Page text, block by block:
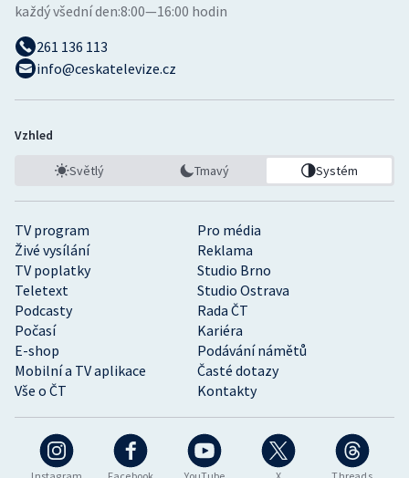
TV program
Pro média
Živé vysílání
Reklama
TV poplatky
Studio Brno
Teletext
Studio Ostrava
Podcasty
Rada ČT
Počasí
Kariéra
E-shop
Podávání námětů
Mobilní a TV aplikace
Časté dotazy
Vše o ČT
Kontakty
každý všední den:8:00—16:00 hodin
261 136 113
info@ceskatelevize.cz
Vzhled
Světlý Tmavý Systém